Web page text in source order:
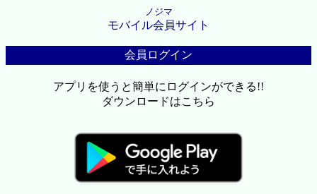
ノジマ
モバイル会員サイト
会員ログイン
アプリを使うと簡単にログインができる!!
ダウンロードはこちら